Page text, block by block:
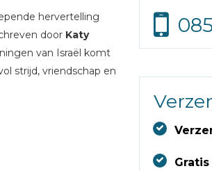
hervertelling
door Katy
van Israël komt
strijd, vriendschap en
gespreksvragen